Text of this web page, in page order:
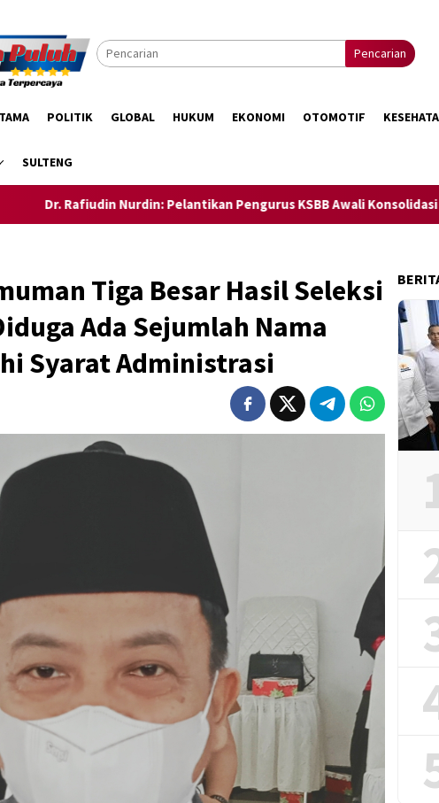
Pencarian
POLITIK GLOBAL HUKUM EKONOMI OTOMOTIF
SULTENG
Pelantikan Pengurus KSBB Awali Konsolidasi Menuju Fornas 2027
Tiga Besar Hasil Seleksi
Ada Sejumlah Nama
Syarat Administrasi